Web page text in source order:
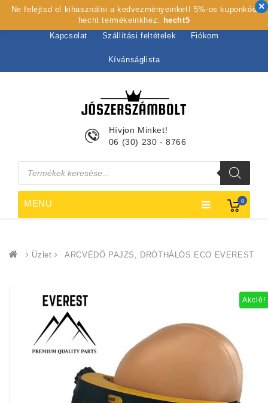
Kezdőlap Rólunk Webshop Szolgáltatások
Kapcsolat Szállítási feltételek Fiókom
Kívánságlista
0
Hívjon Minket!
06 (30) 230 - 8766
Products
search
MENU
Üzlet ARCVÉDŐ PAJZS, DRÓTHÁLÓS ECO EVEREST
Akció!
Ne felejtsd el kihasználni a kedvezményeinket! 5%-os kuponkód
hecht termékeinkhez: hecht5